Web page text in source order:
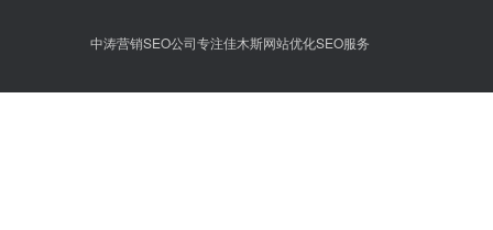
中涛营销SEO公司专注佳木斯网站优化SEO服务